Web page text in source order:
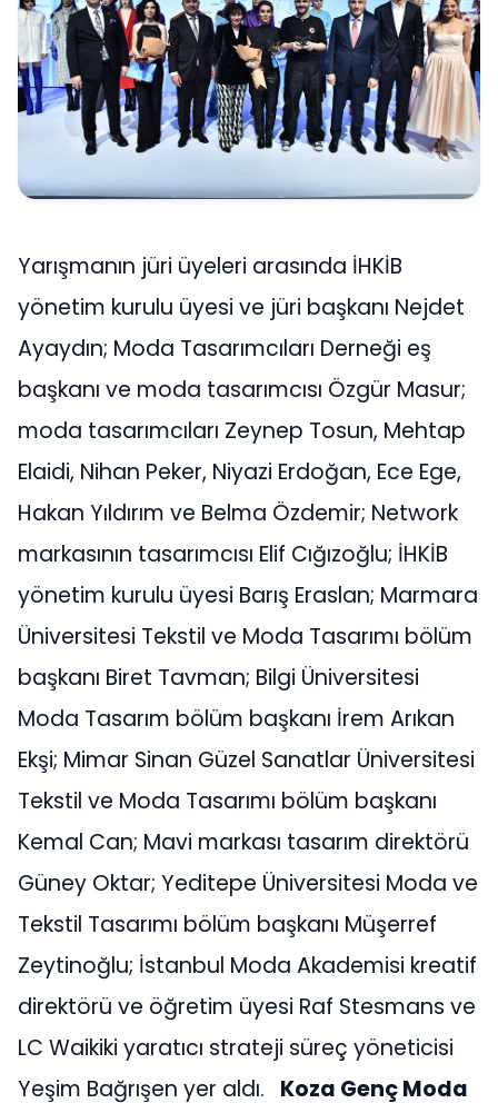
Yarışmanın jüri üyeleri arasında İHKİB
yönetim kurulu üyesi ve jüri başkanı Nejdet
Ayaydın; Moda Tasarımcıları Derneği eş
başkanı ve moda tasarımcısı Özgür Masur;
moda tasarımcıları Zeynep Tosun, Mehtap
Elaidi, Nihan Peker, Niyazi Erdoğan, Ece Ege,
Hakan Yıldırım ve Belma Özdemir; Network
markasının tasarımcısı Elif Cığızoğlu; İHKİB
yönetim kurulu üyesi Barış Eraslan; Marmara
Üniversitesi Tekstil ve Moda Tasarımı bölüm
başkanı Biret Tavman; Bilgi Üniversitesi
Moda Tasarım bölüm başkanı İrem Arıkan
Ekşi; Mimar Sinan Güzel Sanatlar Üniversitesi
Tekstil ve Moda Tasarımı bölüm başkanı
Kemal Can; Mavi markası tasarım direktörü
Güney Oktar; Yeditepe Üniversitesi Moda ve
Tekstil Tasarımı bölüm başkanı Müşerref
Zeytinoğlu; İstanbul Moda Akademisi kreatif
direktörü ve öğretim üyesi Raf Stesmans ve
LC Waikiki yaratıcı strateji süreç yöneticisi
Yeşim Bağrışen yer aldı. Koza Genç Moda